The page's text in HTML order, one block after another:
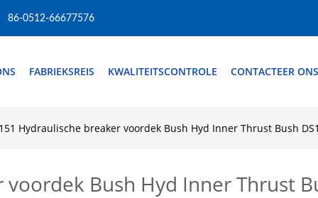
86-0512-66677576
FABRIEKSREIS KWALITEITSCONTROLE CONTACTEER ONS
Hydraulische breaker voordek Bush Hyd Inner Thrust Bush
Bush Hyd Inner Thrust